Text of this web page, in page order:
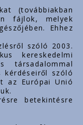
(továbbiakban
fájlok, melyek
Ehhez
szóló 2003.
kereskedelmi
társadalommal
kérdéseiről szóló
az Európai Unió
betekintésre